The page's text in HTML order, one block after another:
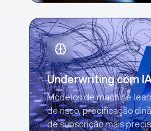
Underwriting com
Modelos de machine
de risco, precificação
de subscrição mais